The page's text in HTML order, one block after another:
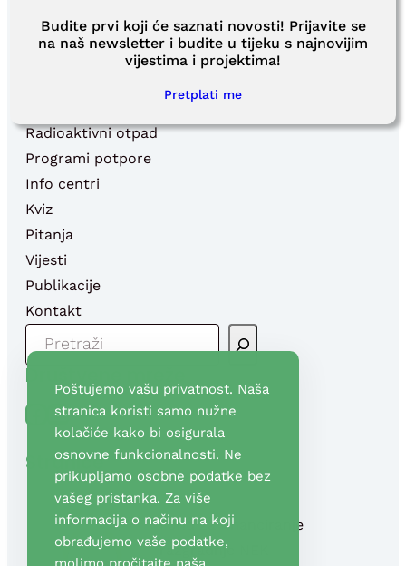
press@fond-nek.hr
Radioaktivni otpad
Programi potpore
Info centri
Kviz
Pitanja
Vijesti
Publikacije
Kontakt
R
R
G
Društvene mreže
Facebook YouTube
Stranice
Fond za financiranje
razgradnje NEK
Poštujemo vašu privatnost. Naša
stranica koristi samo nužne
kolačiće kako bi osigurala
osnovne funkcionalnosti. Ne
prikupljamo osobne podatke bez
vašeg pristanka. Za više
informacija o načinu na koji
obrađujemo vaše podatke,
Budite prvi koji će saznati novosti! Prijavite se
na naš newsletter i budite u tijeku s najnovijim
vijestima i projektima!
Pretplati me